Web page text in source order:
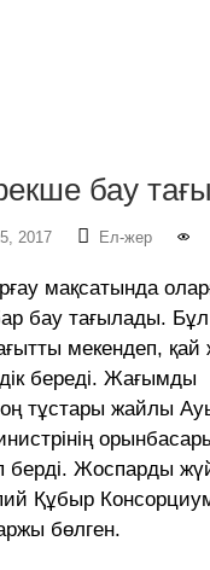
бау
2017 Ел-жер
мақсатында
бау тағылады. Бұл
мекендеп, қай
береді. Жағымды
тұстары жайлы
Жоспарды
Құбыр
бөлген.